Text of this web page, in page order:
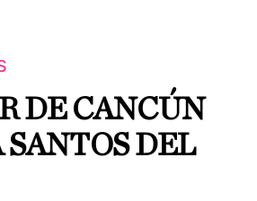
DE CANCÚN
DEL